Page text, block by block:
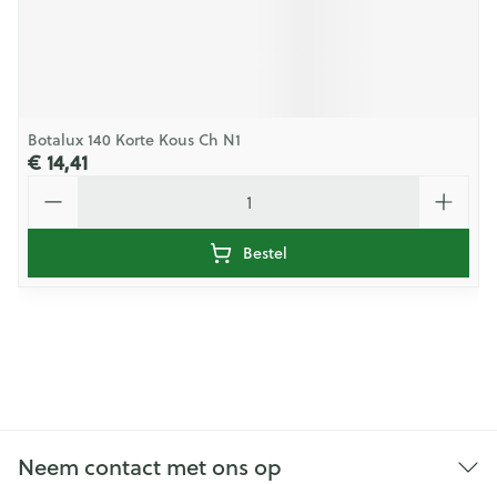
Botalux 140 Korte Kous Ch N1
€ 14,41
Bestel
Neem contact met ons op